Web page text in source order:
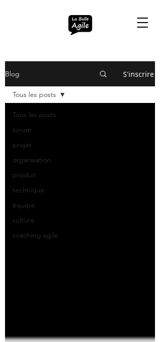
Blog S'inscrire
Tous les posts
scrum
projet
organisation
produit
technique
équipe
culture
coaching agile
Tous les posts